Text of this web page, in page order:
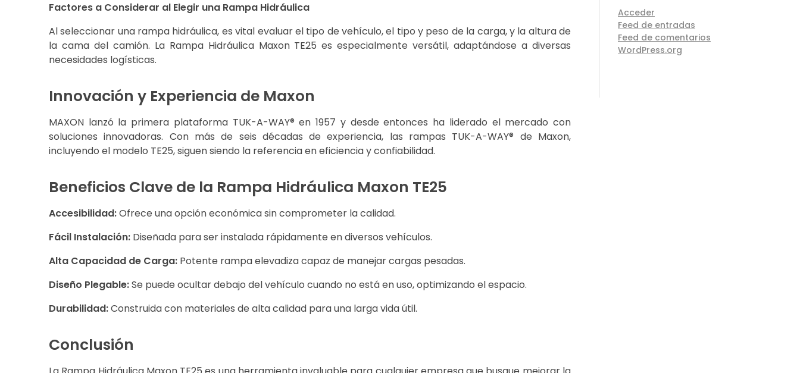
Factores a Considerar al Elegir una Rampa Hidráulica
Al seleccionar una rampa hidráulica, es vital evaluar el tipo de vehículo, el tipo y peso de la carga, y la altura de
la cama del camión. La Rampa Hidráulica Maxon TE25 es especialmente versátil, adaptándose a diversas
necesidades logísticas.
Innovación y Experiencia de Maxon
MAXON lanzó la primera plataforma TUK-A-WAY® en 1957 y desde entonces ha liderado el mercado con
soluciones innovadoras. Con más de seis décadas de experiencia, las rampas TUK-A-WAY® de Maxon,
incluyendo el modelo TE25, siguen siendo la referencia en eficiencia y confiabilidad.
Beneficios Clave de la Rampa Hidráulica Maxon TE25
Accesibilidad:Ofrece una opción económica sin comprometer la calidad.
Fácil Instalación: Diseñada para ser instalada rápidamente en diversos vehículos.
Alta Capacidad de Carga: Potente rampa elevadiza capaz de manejar cargas pesadas.
Diseño Plegable:Se puede ocultar debajo del vehículo cuando no está en uso, optimizando el espacio.
Durabilidad:Construida con materiales de alta calidad para una larga vida útil.
Conclusión
Acceder
Feed de entradas
Feed de comentarios
WordPress.org